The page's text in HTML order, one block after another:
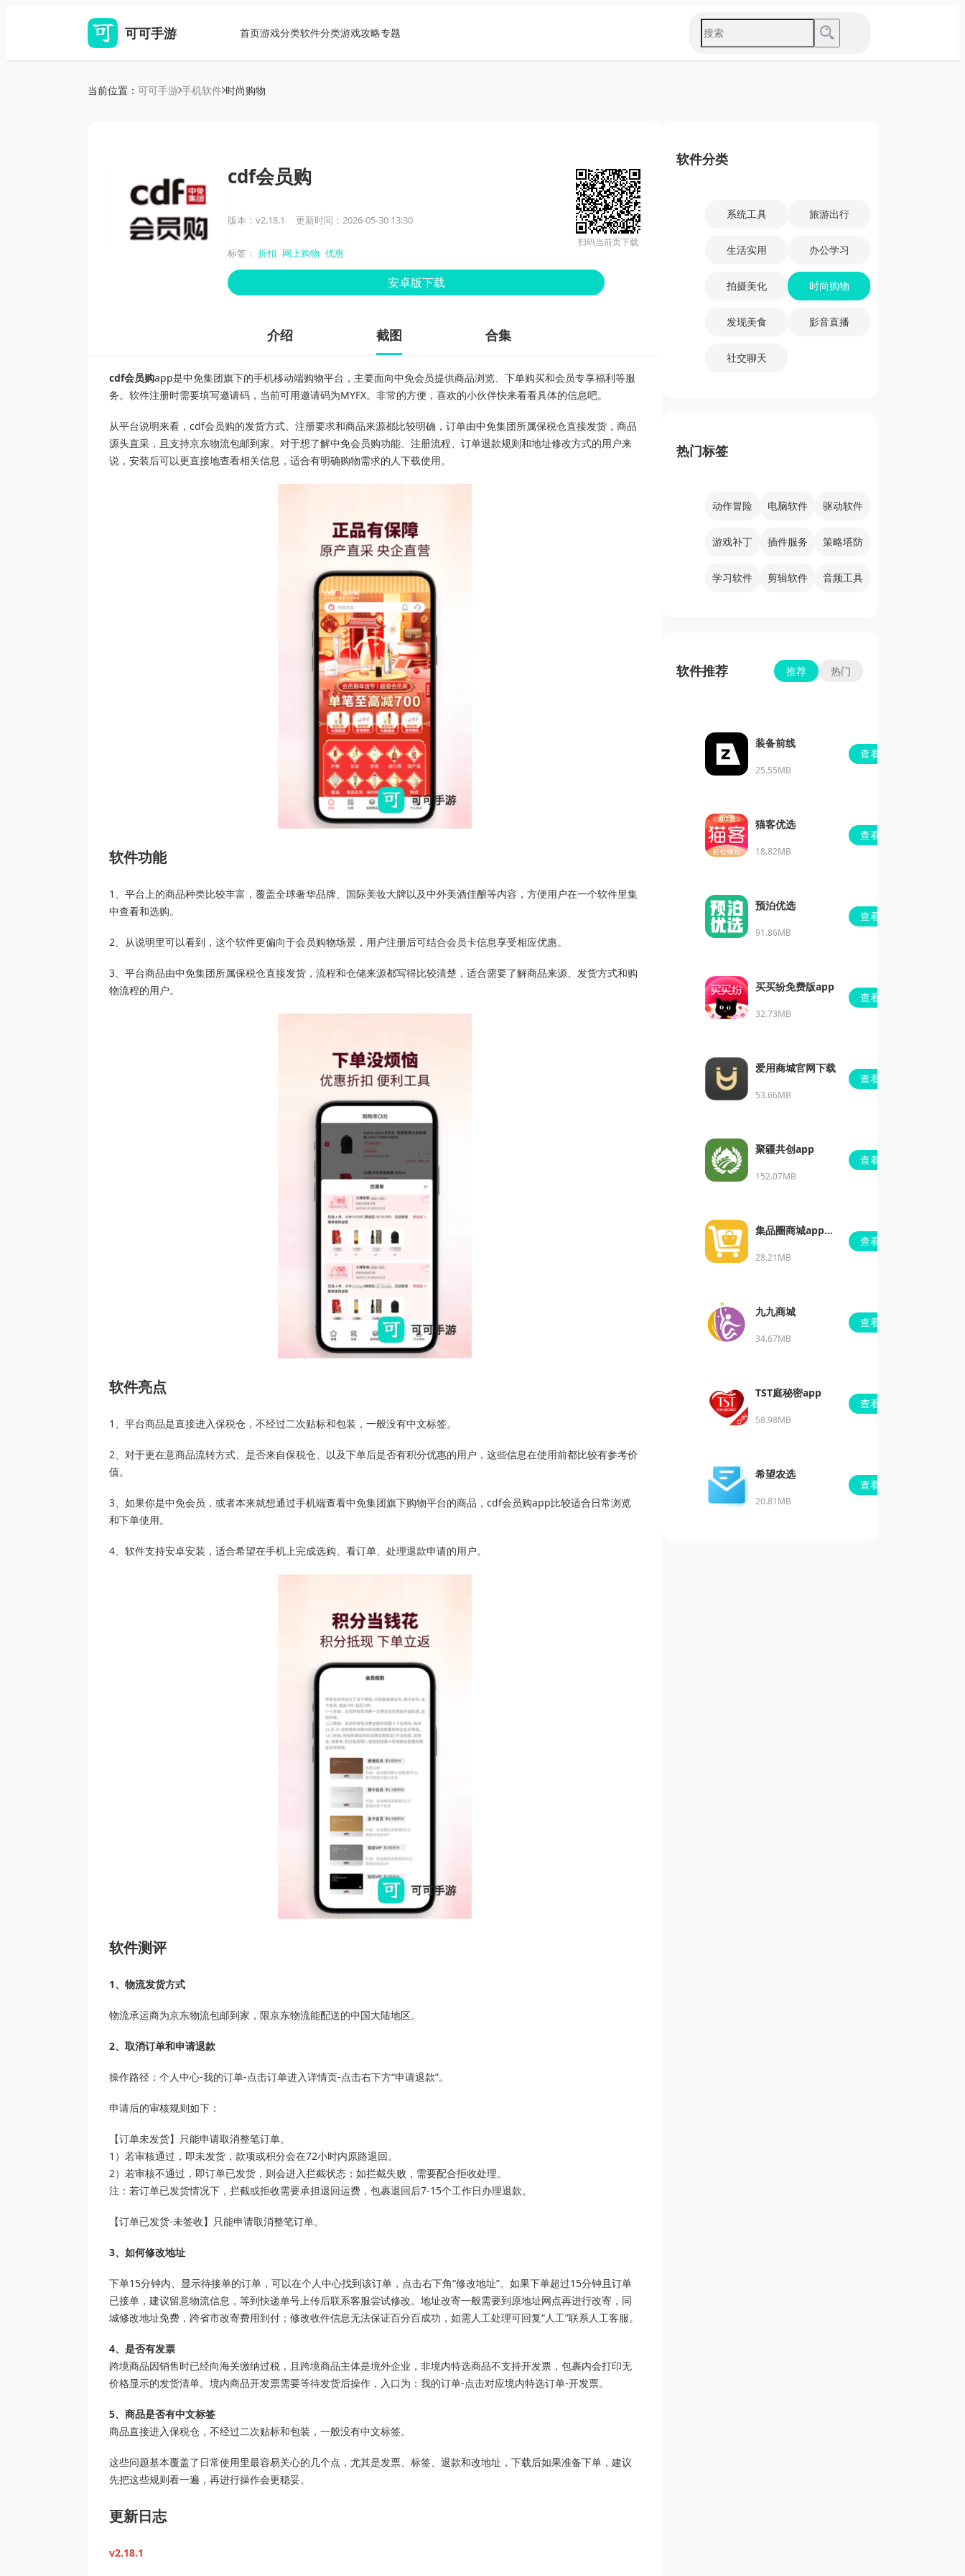
可可手游 首页游戏分类软件分类游戏攻略专题
当前位置： 可可手游 手机软件 时尚购物
cdf会员购
版本：v2.18.1 更新时间：2026-05-30 13:30
标签： 折扣 网上购物 优惠
安卓版下载
扫码当前页下载
介绍 截图 合集
cdf会员购app是中免集团旗下的手机移动端购物平台，主要面向中免会员提供商品浏览、下单购买和会员专享福利等服
务。软件注册时需要填写邀请码，当前可用邀请码为MYFX。非常的方便，喜欢的小伙伴快来看看具体的信息吧。
从平台说明来看，cdf会员购的发货方式、注册要求和商品来源都比较明确，订单由中免集团所属保税仓直接发货，商品
源头直采，且支持京东物流包邮到家。对于想了解中免会员购功能、注册流程、订单退款规则和地址修改方式的用户来
说，安装后可以更直接地查看相关信息，适合有明确购物需求的人下载使用。
软件功能
1、平台上的商品种类比较丰富，覆盖全球奢华品牌、国际美妆大牌以及中外美酒佳酿等内容，方便用户在一个软件里集
中查看和选购。
2、从说明里可以看到，这个软件更偏向于会员购物场景，用户注册后可结合会员卡信息享受相应优惠。
3、平台商品由中免集团所属保税仓直接发货，流程和仓储来源都写得比较清楚，适合需要了解商品来源、发货方式和购
物流程的用户。
软件亮点
1、平台商品是直接进入保税仓，不经过二次贴标和包装，一般没有中文标签。
2、对于更在意商品流转方式、是否来自保税仓、以及下单后是否有积分优惠的用户，这些信息在使用前都比较有参考价
值。
3、如果你是中免会员，或者本来就想通过手机端查看中免集团旗下购物平台的商品，cdf会员购app比较适合日常浏览
和下单使用。
4、软件支持安卓安装，适合希望在手机上完成选购、看订单、处理退款申请的用户。
软件测评
1、物流发货方式
物流承运商为京东物流包邮到家，限京东物流能配送的中国大陆地区。
2、取消订单和申请退款
操作路径：个人中心-我的订单-点击订单进入详情页-点击右下方“申请退款”。
申请后的审核规则如下：
【订单未发货】只能申请取消整笔订单。
1）若审核通过，即未发货，款项或积分会在72小时内原路退回。
2）若审核不通过，即订单已发货，则会进入拦截状态；如拦截失败，需要配合拒收处理。
注：若订单已发货情况下，拦截或拒收需要承担退回运费，包裹退回后7-15个工作日办理退款。
【订单已发货-未签收】只能申请取消整笔订单。
3、如何修改地址
下单15分钟内、显示待接单的订单，可以在个人中心找到该订单，点击右下角“修改地址”。如果下单超过15分钟且订单
已接单，建议留意物流信息，等到快递单号上传后联系客服尝试修改。地址改寄一般需要到原地址网点再进行改寄，同
城修改地址免费，跨省市改寄费用到付；修改收件信息无法保证百分百成功，如需人工处理可回复“人工”联系人工客服。
4、是否有发票
跨境商品因销售时已经向海关缴纳过税，且跨境商品主体是境外企业，非境内特选商品不支持开发票，包裹内会打印无
价格显示的发货清单。境内商品开发票需要等待发货后操作，入口为：我的订单-点击对应境内特选订单-开发票。
5、商品是否有中文标签
商品直接进入保税仓，不经过二次贴标和包装，一般没有中文标签。
这些问题基本覆盖了日常使用里最容易关心的几个点，尤其是发票、标签、退款和改地址，下载后如果准备下单，建议
先把这些规则看一遍，再进行操作会更稳妥。
更新日志
v2.18.1
软件分类
系统工具 旅游出行
生活实用 办公学习
拍摄美化 时尚购物
发现美食 影音直播
社交聊天
热门标签
动作冒险 电脑软件 驱动软件
游戏补丁 插件服务 策略塔防
学习软件 剪辑软件 音频工具
软件推荐 推荐 热门
装备前线
25.55MB
查看
猫客优选
18.82MB
查看
预泊优选
91.86MB
查看
买买纷免费版app
32.73MB
查看
爱用商城官网下载
53.66MB
查看
聚疆共创app
152.07MB
查看
集品圈商城app下
载安装
28.21MB
查看
九九商城
34.67MB
查看
TST庭秘密app
58.98MB
查看
希望农选
20.81MB
查看